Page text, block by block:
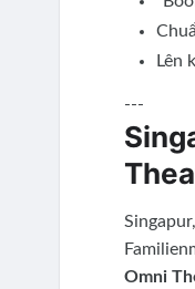
Lên
---
Omni